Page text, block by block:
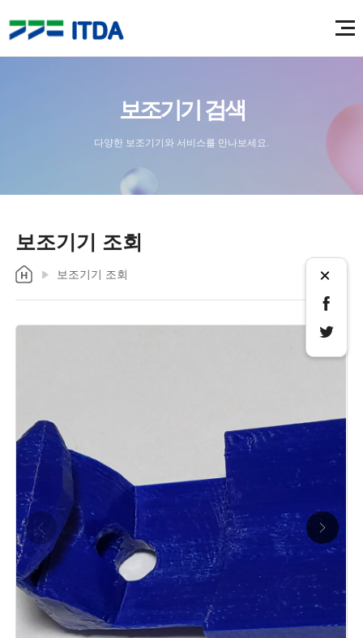
보조기기 검색
다양한 보조기기와 서비스를 만나보세요.
보조기기 조회
보조기기 조회 ×